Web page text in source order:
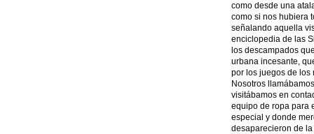
como desde una
como si nos hubiera
señalando aquella
enciclopedia de las
los descampados
urbana incesante,
por los juegos de los
Nosotros
visitábamos en
equipo de ropa para
especial y donde
desaparecieron de